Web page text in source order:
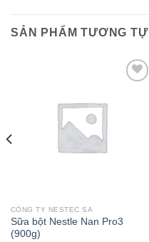
SẢN PHẨM TƯƠNG TỰ
Add to wishlist
CÔNG TY NESTEC SA
Sữa bột Nestle Nan Pro3
(900g)